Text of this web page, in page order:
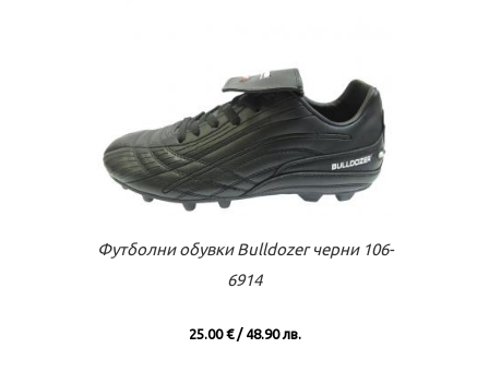
Към касата
Футболни обувки Bulldozer черни 106-
6914
25.00 € / 48.90 лв.